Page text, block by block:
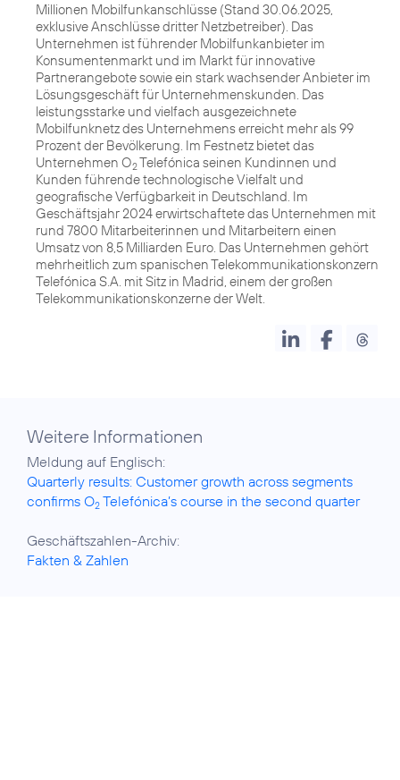
Millionen Mobilfunkanschlüsse (Stand 30.06.2025,
exklusive Anschlüsse dritter Netzbetreiber). Das
Unternehmen ist führender Mobilfunkanbieter im
Konsumentenmarkt und im Markt für innovative
Partnerangebote sowie ein stark wachsender Anbieter im
Lösungsgeschäft für Unternehmenskunden. Das
leistungsstarke und vielfach ausgezeichnete
Mobilfunknetz des Unternehmens erreicht mehr als 99
Prozent der Bevölkerung. Im Festnetz bietet das
Unternehmen O2Telefónica seinen Kundinnen und
Kunden führende technologische Vielfalt und
geografische Verfügbarkeit in Deutschland. Im
Geschäftsjahr 2024 erwirtschaftete das Unternehmen mit
rund 7800 Mitarbeiterinnen und Mitarbeitern einen
Umsatz von 8,5 Milliarden Euro. Das Unternehmen gehört
mehrheitlich zum spanischen Telekommunikationskonzern
Telefónica S.A. mit Sitz in Madrid, einem der großen
Telekommunikationskonzerne der Welt.
Weitere Informationen
Quarterly results: Customer growth across segments
confirms O2 Telefónica’s course in the second quarter
Fakten & Zahlen